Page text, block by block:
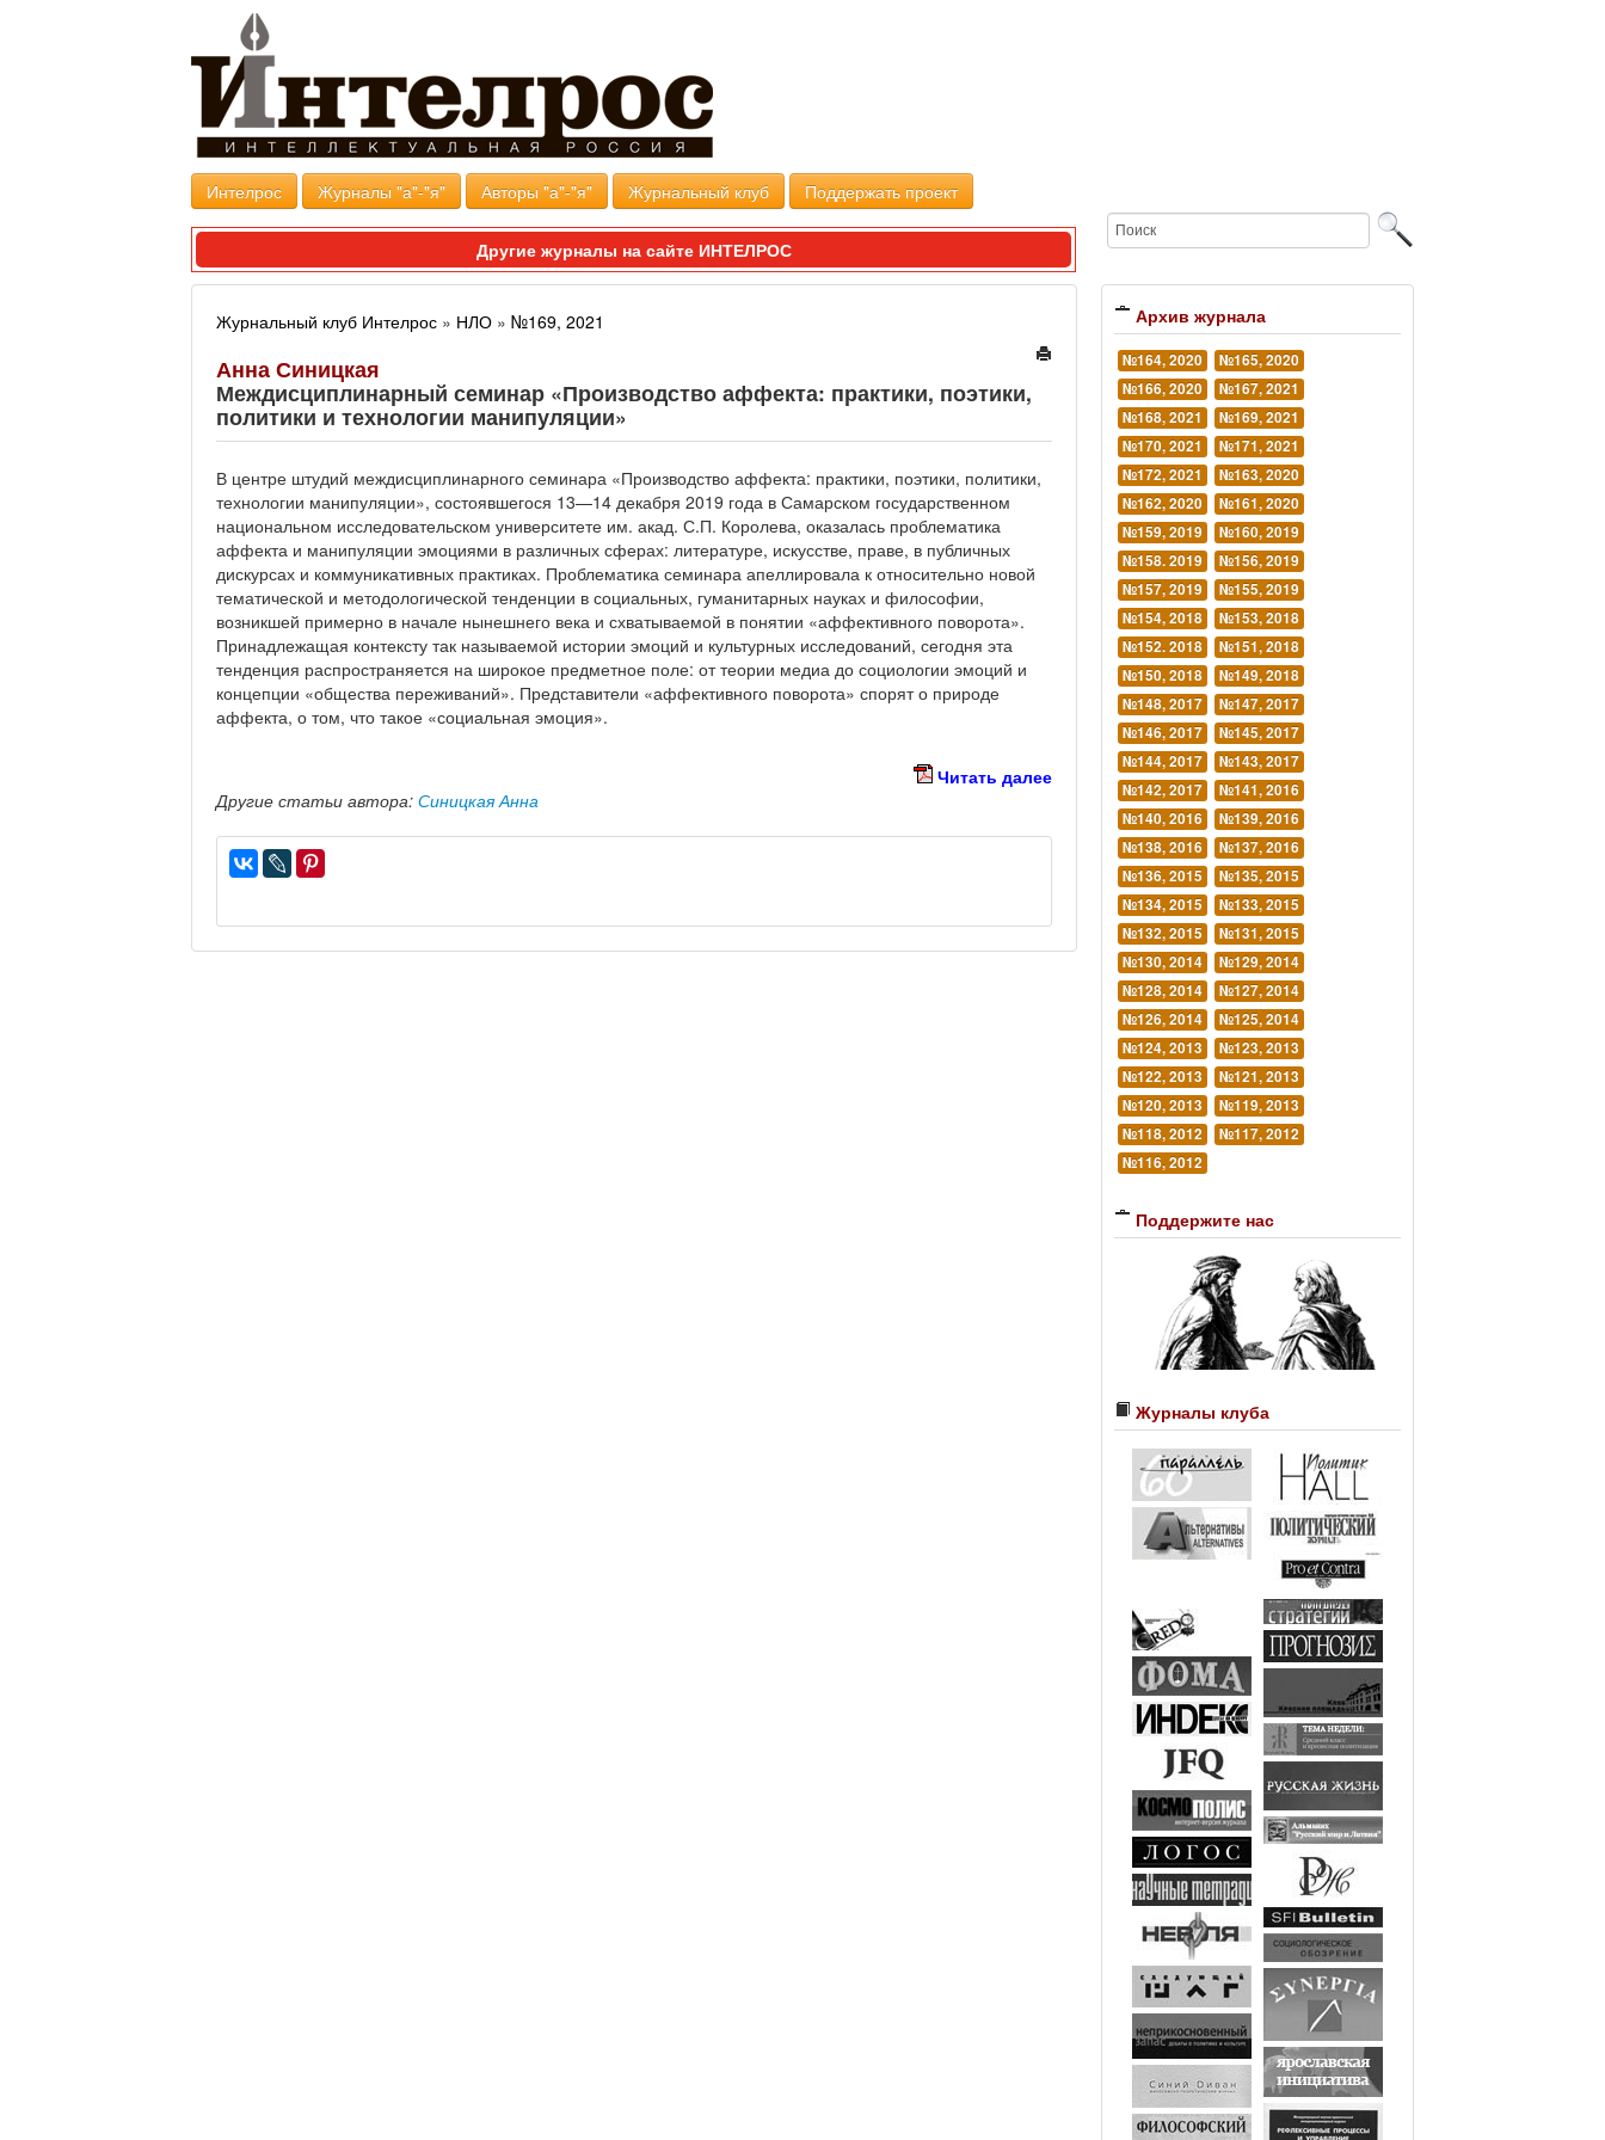
Интелрос Журналы "а"-"я" Авторы "а"-"я" Журнальный клуб Поддержать проект
Другие журналы на сайте ИНТЕЛРОС
Журнальный клуб Интелрос » НЛО » №169, 2021
Анна Синицкая
Междисциплинарный семинар «Производство аффекта: практики, поэтики,
политики и технологии манипуляции»
В центре штудий междисциплинарного семинара «Производство аффекта: практики, поэтики, политики,
технологии манипуляции», состоявшегося 13—14 декабря 2019 года в Самарском государственном
национальном исследовательском университете им. акад. С.П. Королева, оказалась проблематика
аффекта и манипуляции эмоциями в различных сферах: литературе, искусстве, праве, в публичных
дискурсах и коммуникативных практиках. Проблематика семинара апеллировала к относительно новой
тематической и методологической тенденции в социальных, гуманитарных науках и философии,
возникшей примерно в начале нынешнего века и схватываемой в понятии «аффективного поворота».
Принадлежащая контексту так называемой истории эмоций и культурных исследований, сегодня эта
тенденция распространяется на широкое предметное поле: от теории медиа до социологии эмоций и
концепции «общества переживаний». Представители «аффективного поворота» спорят о природе
аффекта, о том, что такое «социальная эмоция».
Читать далее
Другие статьи автора: Синицкая Анна
Архив журнала
№164, 2020
№165, 2020
№166, 2020
№167, 2021
№168, 2021
№169, 2021
№170, 2021
№171, 2021
№172, 2021
№163, 2020
№162, 2020
№161, 2020
№159, 2019
№160, 2019
№158. 2019
№156, 2019
№157, 2019
№155, 2019
№154, 2018
№153, 2018
№152. 2018
№151, 2018
№150, 2018
№149, 2018
№148, 2017
№147, 2017
№146, 2017
№145, 2017
№144, 2017
№143, 2017
№142, 2017
№141, 2016
№140, 2016
№139, 2016
№138, 2016
№137, 2016
№136, 2015
№135, 2015
№134, 2015
№133, 2015
№132, 2015
№131, 2015
№130, 2014
№129, 2014
№128, 2014
№127, 2014
№126, 2014
№125, 2014
№124, 2013
№123, 2013
№122, 2013
№121, 2013
№120, 2013
№119, 2013
№118, 2012
№117, 2012
№116, 2012
Поддержите нас
Журналы клуба